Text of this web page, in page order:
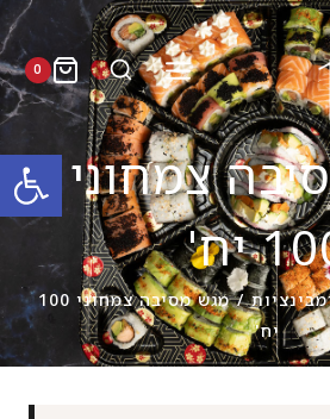
פתח
0
צמחוני
יח'
/
מגש מסיבה צמחוני 100
יח'